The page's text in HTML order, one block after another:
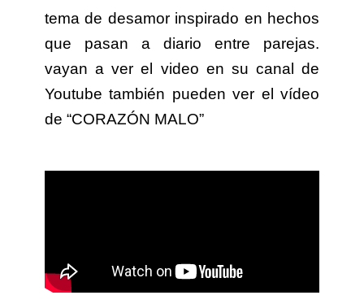
tema de desamor inspirado en hechos
que pasan a diario entre parejas.
vayan a ver el video en su canal de
Youtube también pueden ver el vídeo
de “CORAZÓN MALO”